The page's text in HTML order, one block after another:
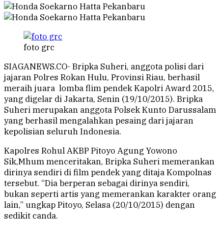
foto grc
SIAGANEWS.CO- Bripka Suheri, anggota polisi dari
jajaran Polres Rokan Hulu, Provinsi Riau, berhasil
meraih juara lomba flim pendek Kapolri Award 2015,
yang digelar di Jakarta, Senin (19/10/2015). Bripka
Suheri merupakan anggota Polsek Kunto Darussalam
yang berhasil mengalahkan pesaing dari jajaran
kepolisian seluruh Indonesia.
Kapolres Rohul AKBP Pitoyo Agung Yowono
Sik,Mhum menceritakan, Bripka Suheri memerankan
dirinya sendiri di film pendek yang ditaja Kompolnas
tersebut. “Dia berperan sebagai dirinya sendiri,
bukan seperti artis yang memerankan karakter orang
lain,” ungkap Pitoyo, Selasa (20/10/2015) dengan
sedikit canda.